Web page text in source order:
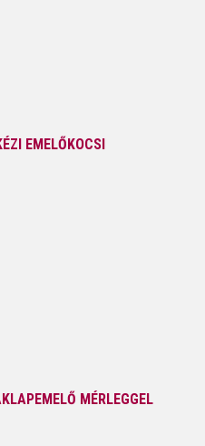
EMELŐKOCSI
MÉRLEGGEL